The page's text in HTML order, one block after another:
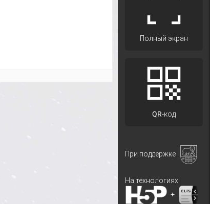
Полный экран
QR-код
При поддержке
На технологиях
+